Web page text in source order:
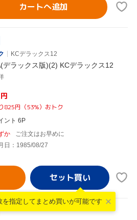
カートへ追加
KCデラックス12
デラックス版)(2) KCデラックス12
円
825円（53%）おトク
ント 6P
か
ご注文はお早めに
日：1985/08/27
を指定して まとめ買いが可能です